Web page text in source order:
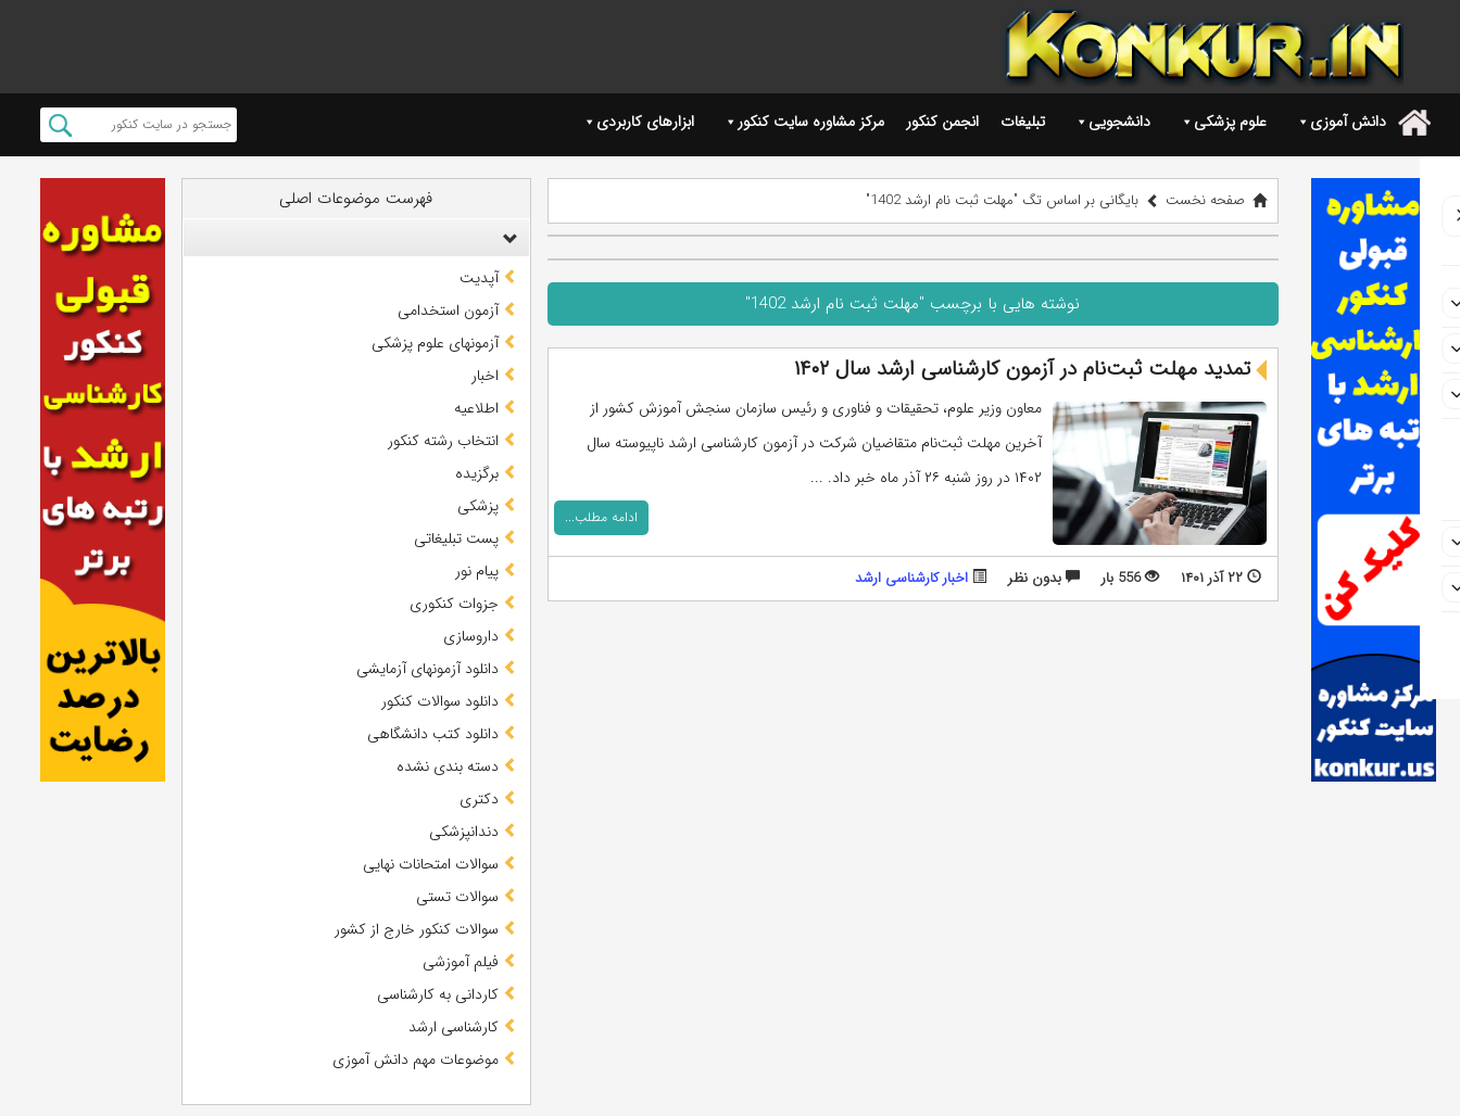
. دانش آموزی علوم پزشکی دانشجویی تبلیغات انجمن کنکور مرکز مشاوره سایت کنکور ابزارهای کاربردی
صفحه نخست بایگانی بر اساس تگ "مهلت ثبت نام ارشد 1402"
نوشته هایی با برچسب "مهلت ثبت نام ارشد 1402"
تمدید مهلت ثبت‌نام در آزمون کارشناسی ارشد سال ۱۴۰۲
معاون وزیر علوم، تحقیقات و فناوری و رئیس سازمان سنجش آموزش کشور از
آخرین مهلت ثبت‌نام متقاضیان شرکت در آزمون کارشناسی ارشد ناپیوسته سال
۱۴۰۲ در روز شنبه ۲۶ آذر ماه خبر داد. ...
ادامه مطلب...
۲۲ آذر ۱۴۰۱ 556 بار بدون نظر اخبار کارشناسی ارشد
فهرست موضوعات اصلی
آپدیت
آزمون استخدامی
آزمونهای علوم پزشکی
اخبار
اطلاعیه
انتخاب رشته کنکور
برگزیده
پزشکی
پست تبلیغاتی
پیام نور
جزوات کنکوری
داروسازی
دانلود آزمونهای آزمایشی
دانلود سوالات کنکور
دانلود کتب دانشگاهی
دسته بندی نشده
دکتری
دندانپزشکی
سوالات امتحانات نهایی
سوالات تستی
سوالات کنکور خارج از کشور
فیلم آموزشی
کاردانی به کارشناسی
کارشناسی ارشد
موضوعات مهم دانش آموزی